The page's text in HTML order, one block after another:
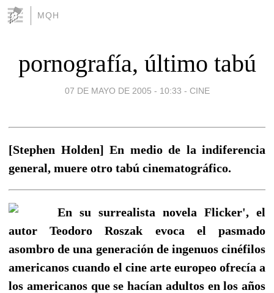
MQH
pornografía, último tabú
07 DE MAYO DE 2005 - 10:33 - CINE
[Stephen Holden] En medio de la indiferencia
general, muere otro tabú cinematográfico.
En su surrealista novela Flicker', el
autor Teodoro Roszak evoca el pasmado
asombro de una generación de ingenuos cinéfilos
americanos cuando el cine arte europeo ofrecía a
los americanos que se hacían adultos en los años